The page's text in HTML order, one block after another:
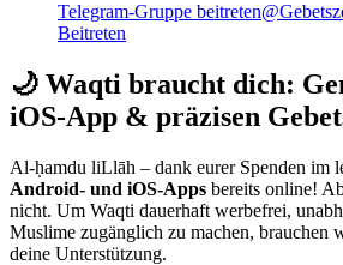
Telegram-Gruppe beitreten
Beitreten
🌙 Waqti braucht dich:
iOS-App & präzisen
Al-ḥamdu liLlāh – dank eurer Spenden im
Android- und iOS-Apps bereits online!
nicht. Um Waqti dauerhaft werbefrei,
Muslime zugänglich zu machen, brauchen
deine Unterstützung.